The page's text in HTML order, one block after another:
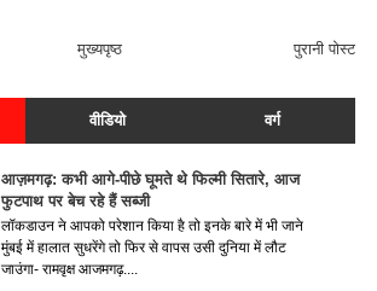
पुरानी पोस्ट
मुख्यपृष्ठ
वीडियो वर्ग
आज़मगढ़: कभी आगे-पीछे घूमते थे फिल्मी सितारे, आज
फुटपाथ पर बेच रहे हैं सब्जी
लॉकडाउन ने आपको परेशान किया है तो इनके बारे में भी जाने
मुंबई में हालात सुधरेंगे तो फिर से वापस उसी दुनिया में लौट
जाउंगा- रामवृक्ष आजमगढ़....